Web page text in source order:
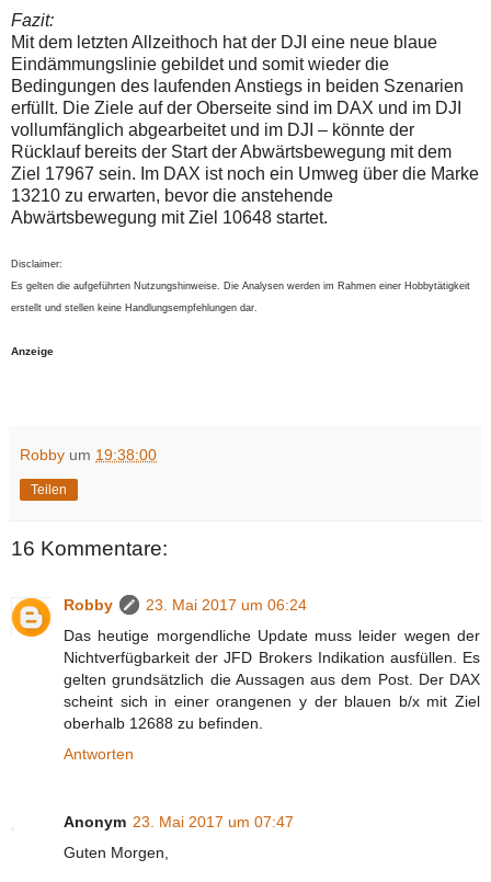
Fazit:
Mit dem letzten Allzeithoch hat der DJI eine neue blaue
Eindämmungslinie gebildet und somit wieder die
Bedingungen des laufenden Anstiegs in beiden Szenarien
erfüllt. Die Ziele auf der Oberseite sind im DAX und im DJI
vollumfänglich abgearbeitet und im DJI – könnte der
Rücklauf bereits der Start der Abwärtsbewegung mit dem
Ziel 17967 sein. Im DAX ist noch ein Umweg über die Marke
13210 zu erwarten, bevor die anstehende
Abwärtsbewegung mit Ziel 10648 startet.
Disclaimer:
Es gelten die aufgeführten Nutzungshinweise. Die Analysen werden im Rahmen einer Hobbytätigkeit
erstellt und stellen keine Handlungsempfehlungen dar.
Anzeige
Robby um 19:38:00
Teilen
16 Kommentare:
Robby
23. Mai 2017 um 06:24
Das heutige morgendliche Update muss leider wegen der
Nichtverfügbarkeit der JFD Brokers Indikation ausfüllen. Es
gelten grundsätzlich die Aussagen aus dem Post. Der DAX
scheint sich in einer orangenen y der blauen b/x mit Ziel
oberhalb 12688 zu befinden.
Antworten
Anonym 23. Mai 2017 um 07:47
Guten Morgen,